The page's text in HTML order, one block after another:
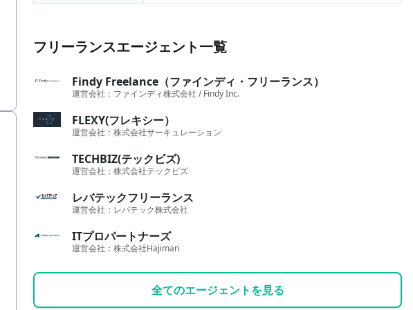
フリーランスエージェント一覧
Findy Freelance（ファインディ・フリーランス）
運営会社： ファインディ株式会社 / Findy Inc.
FLEXY(フレキシー）
運営会社：株式会社サーキュレーション
TECHBIZ(テックビズ)
運営会社：株式会社テックビズ
レバテックフリーランス
運営会社： レバテック株式会社
ITプロパートナーズ
運営会社：株式会社Hajimari
全てのエージェントを見る